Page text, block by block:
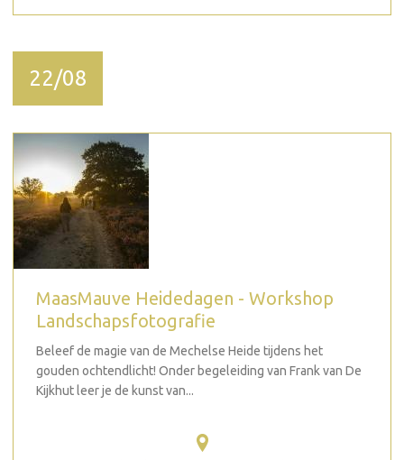
22/08
MaasMauve Heidedagen - Workshop
Landschapsfotografie
Beleef de magie van de Mechelse Heide tijdens het
gouden ochtendlicht! Onder begeleiding van Frank van De
Kijkhut leer je de kunst van...